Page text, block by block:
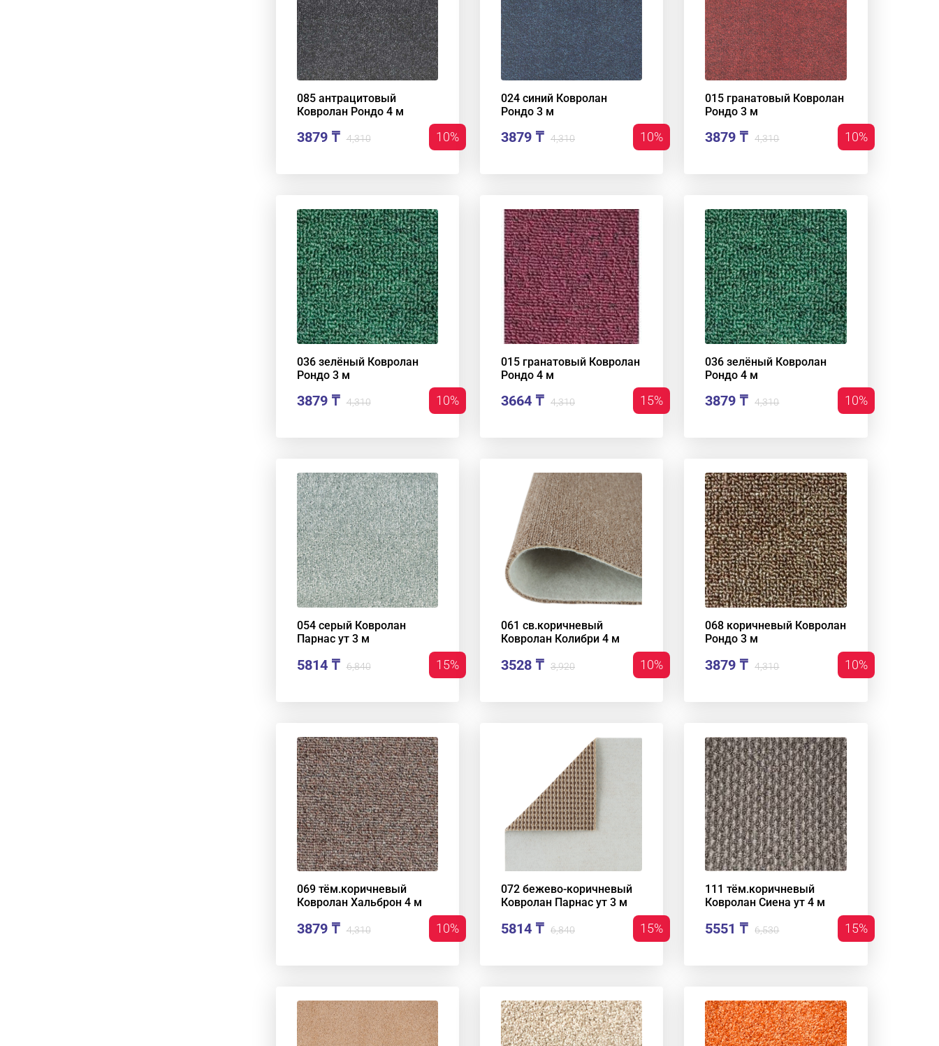
085 антрацитовый
Ковролан Рондо 4 м
3879 ₸ 4,310 10%
024 синий Ковролан
Рондо 3 м
3879 ₸ 4,310 10%
015 гранатовый Ковролан
Рондо 3 м
3879 ₸ 4,310 10%
036 зелёный Ковролан
Рондо 3 м
3879 ₸ 4,310 10%
015 гранатовый Ковролан
Рондо 4 м
3664 ₸ 4,310 15%
036 зелёный Ковролан
Рондо 4 м
3879 ₸ 4,310 10%
054 серый Ковролан
Парнас ут 3 м
5814 ₸ 6,840 15%
061 св.коричневый
Ковролан Колибри 4 м
3528 ₸ 3,920 10%
068 коричневый Ковролан
Рондо 3 м
3879 ₸ 4,310 10%
069 тём.коричневый
Ковролан Хальброн 4 м
3879 ₸ 4,310 10%
072 бежево-коричневый
Ковролан Парнас ут 3 м
5814 ₸ 6,840 15%
111 тём.коричневый
Ковролан Сиена ут 4 м
5551 ₸ 6,530 15%